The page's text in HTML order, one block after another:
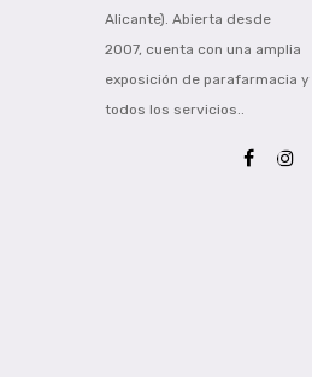
Alicante). Abierta desde
2007, cuenta con una amplia
exposición de parafarmacia y
todos los servicios..